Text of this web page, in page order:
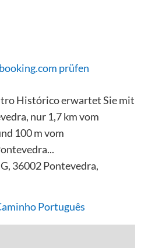
prüfen
Histórico erwartet Sie mit
nur 1,7 km vom
100 m vom
36002 Pontevedra,
Português